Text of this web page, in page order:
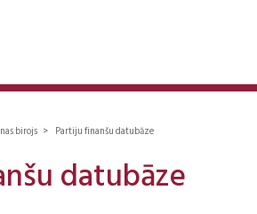
birojs > Partiju finanšu datubāze
datubāze